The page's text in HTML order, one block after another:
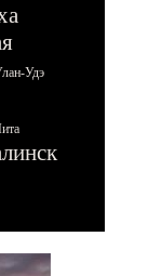
Удэ